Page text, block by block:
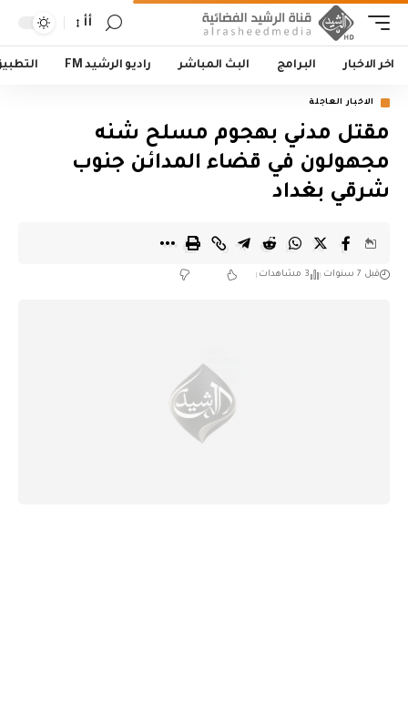
أأ
اخر الاخبار البرامج البث المباشر راديو الرشيد FM
الاخبار العاجلة
مقتل مدني بهجوم مسلح شنه
مجهولون في قضاء المدائن جنوب
شرقي بغداد
قبل 7 سنوات 3 مشاهدات